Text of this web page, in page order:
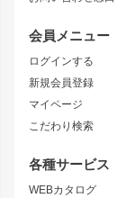
会員メニュー
ログインする
新規会員登録
マイページ
こだわり検索
各種サービス
WEBカタログ
トレノ
マークX
ニッサン
S15 シルビア
S14 シルビア 後期
S13 シルビア
リアウイング